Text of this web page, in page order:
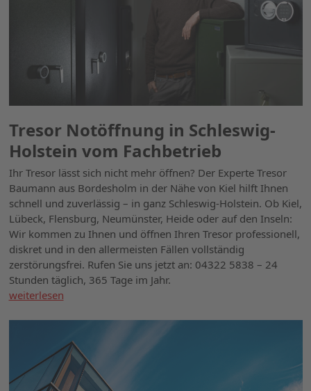
Tresor Notöffnung in Schleswig-
Holstein vom Fachbetrieb
Ihr Tresor lässt sich nicht mehr öffnen? Der Experte Tresor
Baumann aus Bordesholm in der Nähe von Kiel hilft Ihnen
schnell und zuverlässig – in ganz Schleswig-Holstein. Ob Kiel,
Lübeck, Flensburg, Neumünster, Heide oder auf den Inseln:
Wir kommen zu Ihnen und öffnen Ihren Tresor professionell,
diskret und in den allermeisten Fällen vollständig
zerstörungsfrei. Rufen Sie uns jetzt an: 04322 5838 – 24
Stunden täglich, 365 Tage im Jahr.
weiterlesen